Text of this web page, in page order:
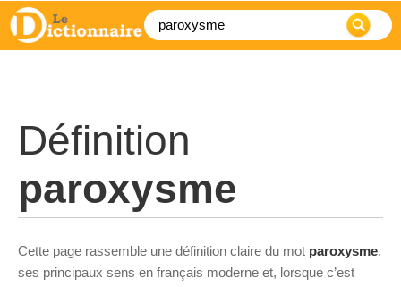
Définition
paroxysme
Cette page rassemble une définition claire du mot paroxysme,
ses principaux sens en français moderne et, lorsque c’est